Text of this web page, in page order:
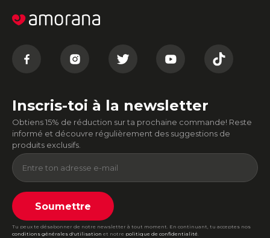
Inscris-toi à la newsletter
Obtiens 15% de réduction sur ta prochaine commande! Reste
informé et découvre régulièrement des suggestions de
produits exclusifs.
Soumettre
Tu peux te désabonner de notre newsletter à tout moment. En continuant, tu acceptes nos
conditions générales d'utilisation et notre politique de confidentialité.